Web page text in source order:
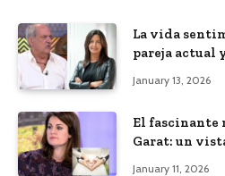
La vida
pareja actual
January 13, 2026
El fascinante
Garat: un
January 11, 2026